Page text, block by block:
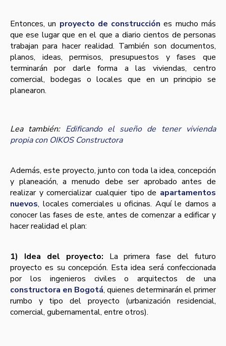
Entonces, un proyecto de construcción es mucho más
que ese lugar que en el que a diario cientos de personas
trabajan para hacer realidad. También son documentos,
planos, ideas, permisos, presupuestos y fases que
terminarán por darle forma a las viviendas, centro
comercial, bodegas o locales que en un principio se
planearon.
Lea también: Edificando el sueño de tener vivienda
propia con OIKOS Constructora
Además, este proyecto, junto con toda la idea, concepción
y planeación, a menudo debe ser aprobado antes de
realizar y comercializar cualquier tipo de apartamentos
nuevos, locales comerciales u oficinas. Aquí­ le damos a
conocer las fases de este, antes de comenzar a edificar y
hacer realidad el plan:
1) Idea del proyecto: La primera fase del futuro
proyecto es su concepción. Esta idea será confeccionada
por los ingenieros civiles o arquitectos de una
constructora en Bogotá, quienes determinarán el primer
rumbo y tipo del proyecto (urbanización residencial,
comercial, gubernamental, entre otros).